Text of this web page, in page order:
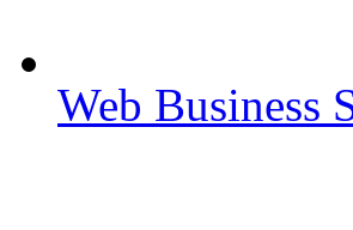
Web Business